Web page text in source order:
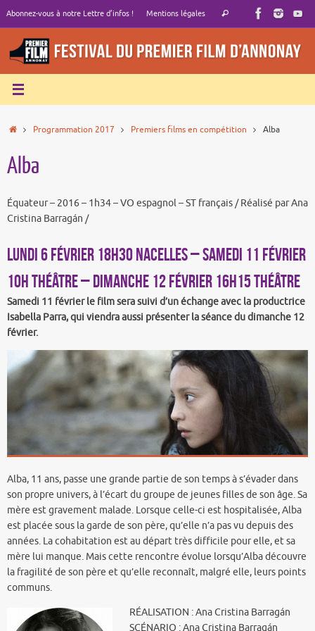
contenu
Abonnez-vous à notre Lettre d’infos ! Mentions légales
Recherche
Rechercher
AccueilProgrammation 2017 Premiers films en compétition Alba
Alba
Équateur – 2016 – 1h34 – VO espagnol – ST français / Réalisé par Ana
Cristina Barragán /
LUNDI 6 FÉVRIER 18h30 NACELLES – SAMEDI 11 FÉVRIER
10h THÉÂTRE – DIMANCHE 12 FÉVRIER 16h15 THÉÂTRE
Samedi 11 février le film sera suivi d’un échange avec la productrice
Isabella Parra, qui viendra aussi présenter la séance du dimanche 12
février.
Alba, 11 ans, passe une grande partie de son temps à s’évader dans
son propre univers, à l’écart du groupe de jeunes filles de son âge. Sa
mère est gravement malade. Lorsque celle-ci est hospitalisée, Alba
est placée sous la garde de son père, qu’elle n’a pas vu depuis des
années. La cohabitation est au départ très difficile pour elle, et sa
mère lui manque. Mais cette rencontre évolue lorsqu’Alba découvre
la fragilité de son père et qu’elle reconnaît, malgré elle, leurs points
communs.
RÉALISATION : Ana Cristina Barragán
SCÉNARIO : Ana Cristina Barragán